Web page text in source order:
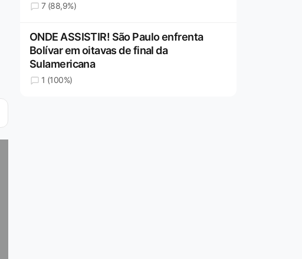
7 (88,9%)
ONDE ASSISTIR! São Paulo enfrenta
Bolívar em oitavas de final da
Sulamericana
1 (100%)